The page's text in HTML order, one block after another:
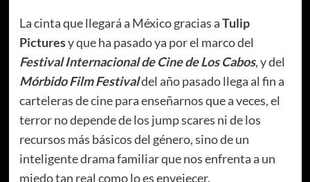
La cinta que llegará a México gracias aTulip
Picturesy que ha pasado ya por el marco del
Festival Internacional de Cine de Los Cabos, y del
Mórbido Film Festivaldel año pasado llega al fin a
carteleras de cine para enseñarnos que a veces, el
terror no depende de los jump scares ni de los
recursos más básicos del género, sino de un
inteligente drama familiar que nos enfrenta a un
miedo tan real como lo es envejecer.